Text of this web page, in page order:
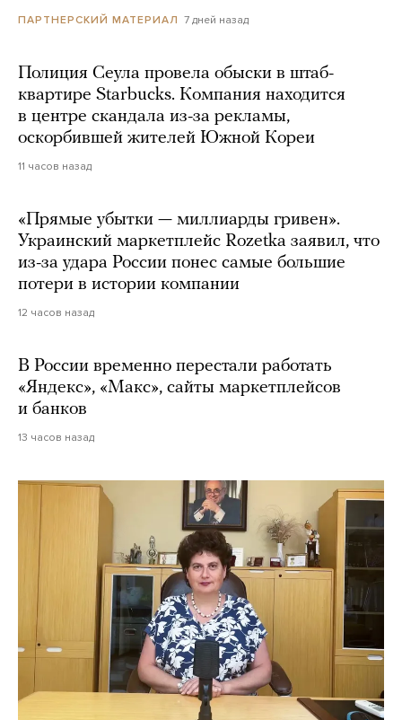
ПАРТНЕРСКИЙ МАТЕРИАЛ 7 дней назад
Полиция Сеула провела обыски в штаб-
квартире Starbucks. Компания находится
в центре скандала из-за рекламы,
оскорбившей жителей Южной Кореи
11 часов назад
«Прямые убытки — миллиарды гривен».
Украинский маркетплейс Rozetka заявил, что
из-за удара России понес самые большие
потери в истории компании
12 часов назад
В России временно перестали работать
«Яндекс», «Макс», сайты маркетплейсов
и банков
13 часов назад